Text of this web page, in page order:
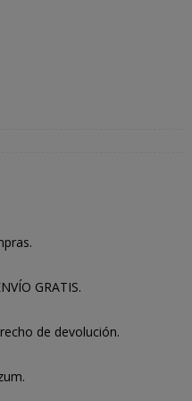
GRATIS.
de devolución.